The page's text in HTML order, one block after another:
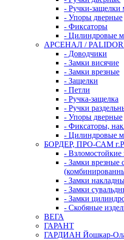
- Ручки-
- Упоры дверные
- Фиксаторы
- Цилиндровые
АРСЕНАЛ /
- Доводчики
- Замки висячие
- Замки врезные
- Защелки
- Петли
- Ручка-защелка
- Ручки
- Упоры дверные
- Фиксаторы,
- Цилиндровые
БОРДЕР, ПРО-САМ
-
- Замки врезные
- Замки
- Замки
- Замки
- Скобяные
ВЕГА
ГАРАНТ
ГАРДИАН Йошкар-